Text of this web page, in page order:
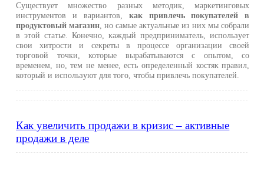
Существует множество разных методик, маркетинговых
инструментов и вариантов, как привлечь покупателей в
продуктовый магазин, но самые актуальные из них мы собрали
в этой статье. Конечно, каждый предприниматель, использует
свои хитрости и секреты в процессе организации своей
торговой точки, которые вырабатываются с опытом, со
временем, но, тем не менее, есть определенный костяк правил,
который и используют для того, чтобы привлечь покупателей.
Как увеличить продажи в кризис – активные
продажи в деле